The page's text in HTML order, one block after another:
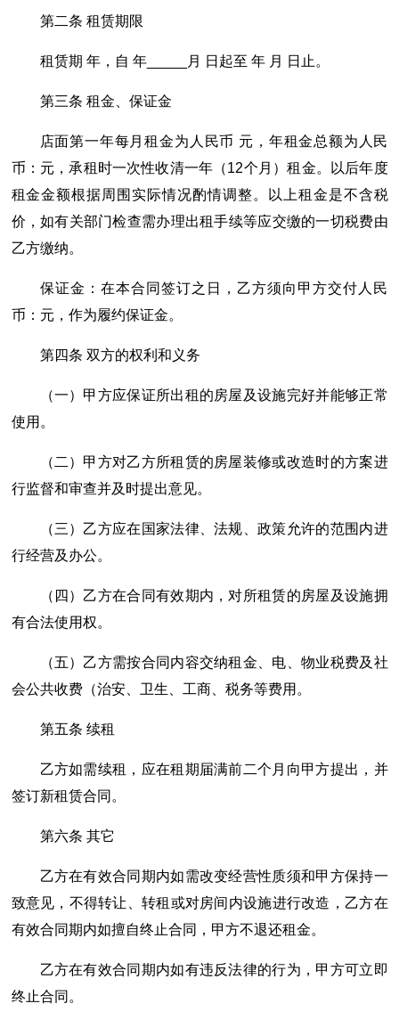
第二条 租赁期限
租赁期 年，自 年_____月 日起至 年 月 日止。
第三条 租金、保证金
店面第一年每月租金为人民币 元，年租金总额为人民
币：元，承租时一次性收清一年（12个月）租金。以后年度
租金金额根据周围实际情况酌情调整。以上租金是不含税
价，如有关部门检查需办理出租手续等应交缴的一切税费由
乙方缴纳。
保证金：在本合同签订之日，乙方须向甲方交付人民
币：元，作为履约保证金。
第四条 双方的权利和义务
（一）甲方应保证所出租的房屋及设施完好并能够正常
使用。
（二）甲方对乙方所租赁的房屋装修或改造时的方案进
行监督和审查并及时提出意见。
（三）乙方应在国家法律、法规、政策允许的范围内进
行经营及办公。
（四）乙方在合同有效期内，对所租赁的房屋及设施拥
有合法使用权。
（五）乙方需按合同内容交纳租金、电、物业税费及社
会公共收费（治安、卫生、工商、税务等费用。
第五条 续租
乙方如需续租，应在租期届满前二个月向甲方提出，并
签订新租赁合同。
第六条 其它
乙方在有效合同期内如需改变经营性质须和甲方保持一
致意见，不得转让、转租或对房间内设施进行改造，乙方在
有效合同期内如擅自终止合同，甲方不退还租金。
乙方在有效合同期内如有违反法律的行为，甲方可立即
终止合同。